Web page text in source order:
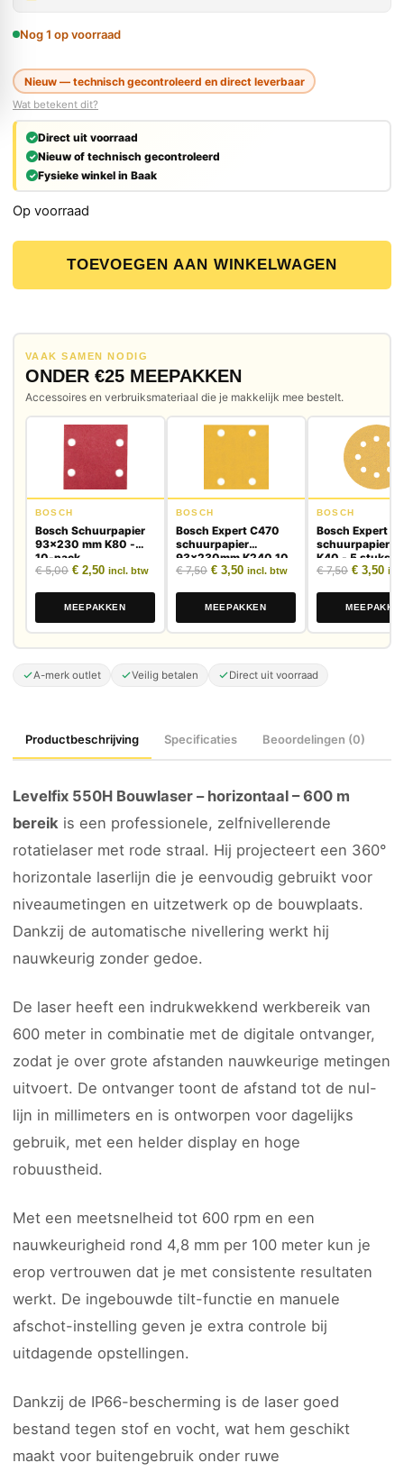
Nog 1 op voorraad
Nieuw — technisch gecontroleerd en direct leverbaar
Wat betekent dit?
Direct uit voorraad
Nieuw of technisch gecontroleerd
Fysieke winkel in Baak
Op voorraad
Levelfix 550H Bouwlaser – horizontaal – 600 m bereik
TOEVOEGEN AAN WINKELWAGEN
VAAK SAMEN NODIG
ONDER €25 MEEPAKKEN
Accessoires en verbruiksmateriaal die je makkelijk mee bestelt.
BOSCH
Bosch Schuurpapier
93x230 mm K80 -
10-pack
€5,00 Oorspronkelijke prijs was: € 5,00.
€ 2,50Huidige prijs is: € 2,50.
incl. btw
MEEPAKKEN
BOSCH
Bosch Expert C470
schuurpapier
93x230mm K240 10
stuks
€7,50 Oorspronkelijke prijs was: € 7,50.
€ 3,50Huidige prijs is: € 3,50.
incl. btw
MEEPAKKEN
BOSCH
Bosch Expert
schuurpapier
K40 - 5 stuks
€7,50 € 3,50
A-merk outlet Veilig betalen Direct uit voorraad
Productbeschrijving Specificaties Beoordelingen (0)
Levelfix 550H Bouwlaser – horizontaal – 600 m
bereik is een professionele, zelfnivellerende
rotatielaser met rode straal. Hij projecteert een 360°
horizontale laserlijn die je eenvoudig gebruikt voor
niveaumetingen en uitzetwerk op de bouwplaats.
Dankzij de automatische nivellering werkt hij
nauwkeurig zonder gedoe.
De laser heeft een indrukwekkend werkbereik van
600 meter in combinatie met de digitale ontvanger,
zodat je over grote afstanden nauwkeurige metingen
uitvoert. De ontvanger toont de afstand tot de nul-
lijn in millimeters en is ontworpen voor dagelijks
gebruik, met een helder display en hoge
robuustheid.
Met een meetsnelheid tot 600 rpm en een
nauwkeurigheid rond 4,8 mm per 100 meter kun je
erop vertrouwen dat je met consistente resultaten
werkt. De ingebouwde tilt-functie en manuele
afschot-instelling geven je extra controle bij
uitdagende opstellingen.
Dankzij de IP66-bescherming is de laser goed
bestand tegen stof en vocht, wat hem geschikt
maakt voor buitengebruik onder ruwe